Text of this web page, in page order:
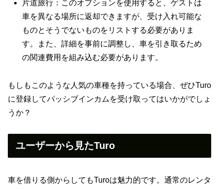
片道旅行：このオプションを使用すると、ゲストは
車を異なる場所に返却できますが、受け入れ可能な
ものとそうでないものをリストする必要がありま
す。また、詳細を事前に調整し、車を引き取るため
の関連費用を組み込む必要があります。
もしもこのような人気の車種を持っている場合、ぜひTuro
に登録してパッシブインカムを受け取ってはいかがでしょ
うか？
ユーザーから見たTuro
車を借りる側からしてもTuroは魅力的です。通常のレンタ